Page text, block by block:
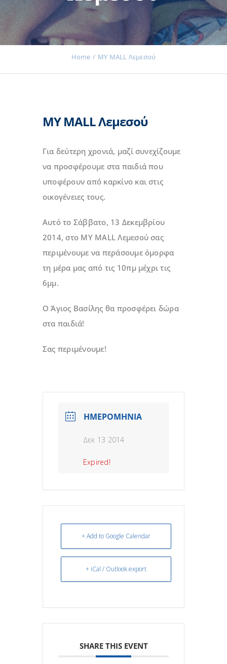
Εκδηλώσεις
Προϊόντα
Επικοινωνία
Home MY MALL Λεμεσού
MY MALL Λεμεσού
Για δεύτερη χρονιά, μαζί συνεχίζουμε
να προσφέρουμε στα παιδιά που
υποφέρουν από καρκίνο και στις
οικογένειες τους.
Αυτό το Σάββατο, 13 Δεκεμβρίου
2014, στο MY MALL Λεμεσού σας
περιμένουμε να περάσουμε όμορφα
τη μέρα μας από τις 10πμ μέχρι τις
6μμ.
Ο Άγιος Βασίλης θα προσφέρει δώρα
στα παιδιά!
Σας περιμένουμε!
ΗΜΕΡΟΜΗΝΙΑ
Δεκ 13 2014
Expired!
+ Add to Google Calendar
+ iCal / Outlook export
SHARE THIS EVENT